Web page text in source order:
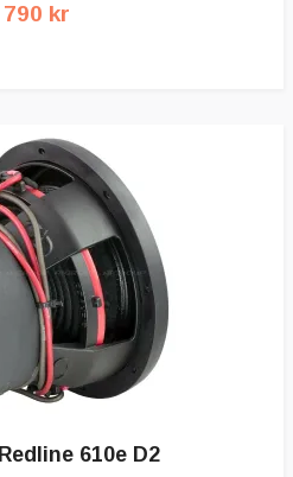
790 kr
610e D2